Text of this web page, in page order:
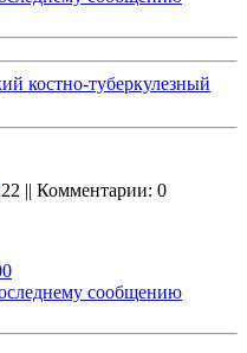
костно-туберкулезный
|| Комментарии: 0